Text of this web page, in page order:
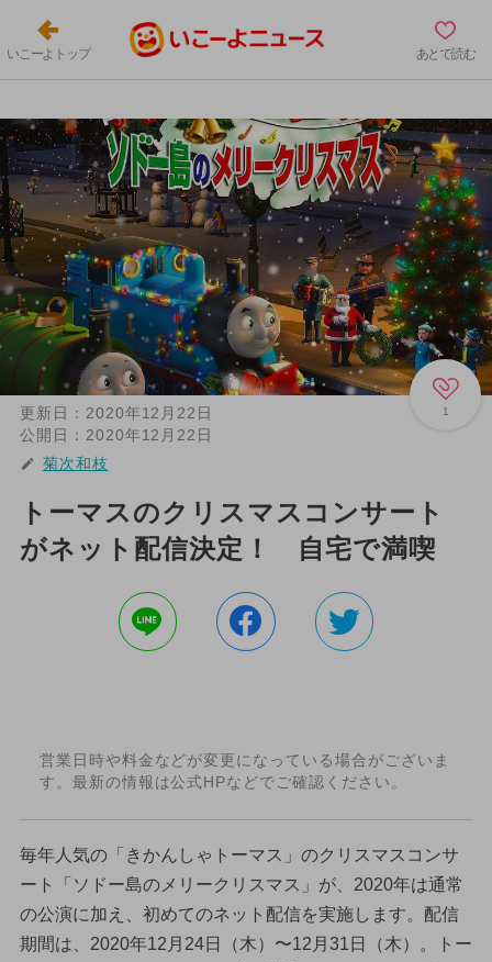
いこーよトップ あとで読む
1
更新日： 2020年12月22日
公開日： 2020年12月22日
菊次和枝
トーマスのクリスマスコンサート
がネット配信決定！ 自宅で満喫
営業日時や料金などが変更になっている場合がございま
す。最新の情報は公式HPなどでご確認ください。
毎年人気の「きかんしゃトーマス」のクリスマスコンサ
ート「ソドー島のメリークリスマス」が、2020年は通常
の公演に加え、初めてのネット配信を実施します。配信
期間は、2020年12月24日（木）〜12月31日（木）。トー